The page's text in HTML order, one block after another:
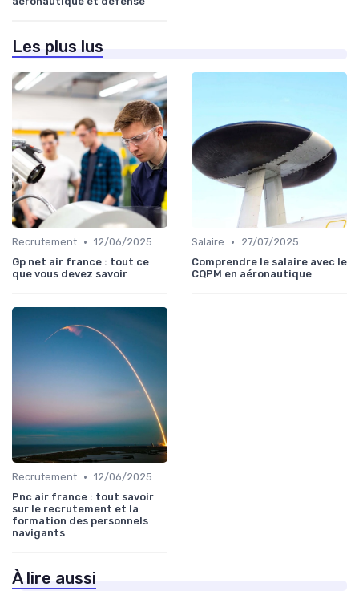
Les plus lus
Recrutement • 12/06/2025
Gp net air france : tout ce
que vous devez savoir
Salaire •
27/07/2025
Comprendre le salaire avec le
CQPM en aéronautique
Recrutement • 12/06/2025
Pnc air france : tout savoir
sur le recrutement et la
formation des personnels
navigants
À lire aussi